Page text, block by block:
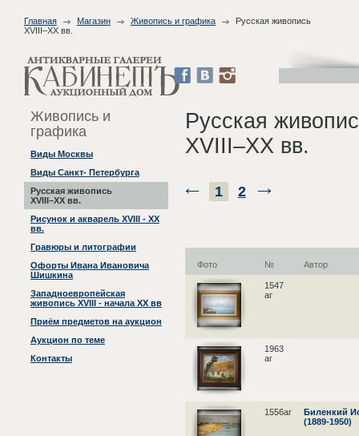
Главная Магазин Живопись и графика
Русская живопись
XVIII–XX вв.
Живопись и
графика
Виды Москвы
Виды Санкт- Петербурга
Русская живопись
XVIII–XX вв.
Рисунок и акварель XVIII - XX
вв.
Гравюры и литографии
Офорты Ивана Ивановича
Шишкина
Западноевропейская
живопись XVIII - начала XX вв
Приём предметов на аукцион
Аукцион по теме
Контакты
Русская
XVIII–XX вв.
1 2
Фото № Автор
1547
аг
1963
аг
1556аг
Биленкий
(1889-1950)